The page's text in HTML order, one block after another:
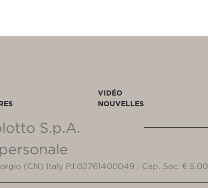
VIDÉO
NOUVELLES
S.p.A.
(CN) Italy P.I.02761400049 | Cap. Soc. €